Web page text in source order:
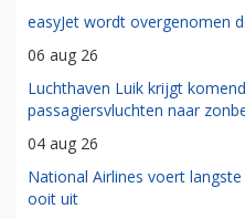
easyJet wordt overgenomen
06 aug 26
Luchthaven Luik krijgt
passagiersvluchten naar
04 aug 26
National Airlines voert
ooit uit